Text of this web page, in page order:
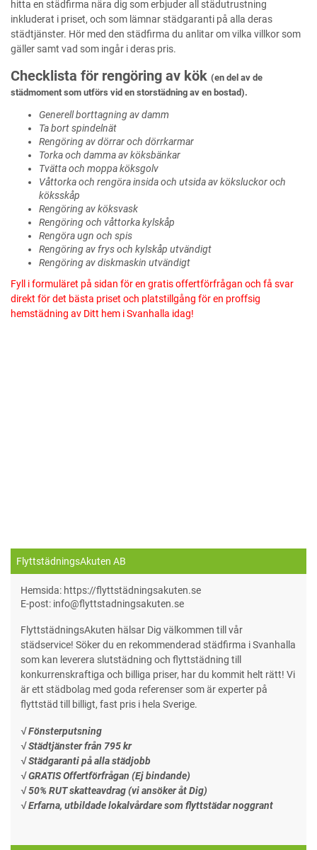
hitta en städfirma nära dig som erbjuder all städutrustning
inkluderat i priset, och som lämnar städgaranti på alla deras
städtjänster. Hör med den städfirma du anlitar om vilka villkor som
gäller samt vad som ingår i deras pris.
Checklista för rengöring av kök (en del av de
städmoment som utförs vid en storstädning av en bostad).
Generell borttagning av damm
Ta bort spindelnät
Rengöring av dörrar och dörrkarmar
Torka och damma av köksbänkar
Tvätta och moppa köksgolv
Våttorka och rengöra insida och utsida av köksluckor och
köksskåp
Rengöring av köksvask
Rengöring och våttorka kylskåp
Rengöra ugn och spis
Rengöring av frys och kylskåp utvändigt
Rengöring av diskmaskin utvändigt
Fyll i formuläret på sidan för en gratis offertförfrågan och få svar
direkt för det bästa priset och platstillgång för en proffsig
hemstädning av Ditt hem i Svanhalla idag!
FlyttstädningsAkuten AB
Hemsida: https://flyttstädningsakuten.se
E-post: info@flyttstadningsakuten.se
FlyttstädningsAkuten hälsar Dig välkommen till vår
städservice! Söker du en rekommenderad städfirma i Svanhalla
som kan leverera slutstädning och flyttstädning till
konkurrenskraftiga och billiga priser, har du kommit helt rätt! Vi
är ett städbolag med goda referenser som är experter på
flyttstäd till billigt, fast pris i hela Sverige.
√ Fönsterputsning
√ Städtjänster från 795 kr
√ Städgaranti på alla städjobb
√ GRATIS Offertförfrågan (Ej bindande)
√ 50% RUT skatteavdrag (vi ansöker åt Dig)
√ Erfarna, utbildade lokalvårdare som flyttstädar noggrant